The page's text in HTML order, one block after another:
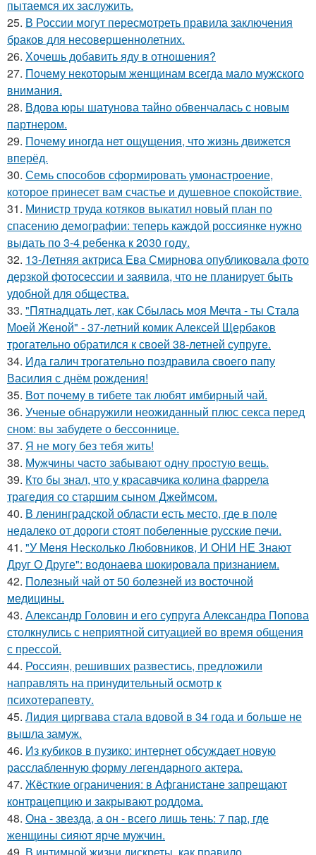
пытаемся их заслужить.
25. В России могут пересмотреть правила заключения
браков для несовершеннолетних.
26. Хочешь добавить яду в отношения?
27. Почему некоторым женщинам всегда мало мужского
внимания.
28. Вдова юры шатунова тайно обвенчалась с новым
партнером.
29. Почему иногда нет ощущения, что жизнь движется
вперёд.
30. Семь способов сформировать умонастроение,
которое принесет вам счастье и душевное спокойствие.
31. Министр труда котяков выкатил новый план по
спасению демографии: теперь каждой россиянке нужно
выдать по 3-4 ребенка к 2030 году.
32. 13-Летняя актриса Ева Смирнова опубликовала фото
дерзкой фотосессии и заявила, что не планирует быть
удобной для общества.
33. "Пятнадцать лет, как Сбылась моя Мечта - ты Стала
Моей Женой" - 37-летний комик Алексей Щербаков
трогательно обратился к своей 38-летней супруге.
34. Ида галич трогательно поздравила своего папу
Василия с днём рождения!
35. Вот почему в тибете так любят имбирный чай.
36. Ученые обнаружили неожиданный плюс секса перед
сном: вы забудете о бессоннице.
37. Я не могу без тебя жить!
38. Мужчины чacтo зaбывaют oдну пpocтую вeщь.
39. Кто бы знал, что у красавчика колина фаррела
трагедия со старшим сыном Джеймсом.
40. В ленинградской области есть место, где в поле
недалеко от дороги стоят побеленные русские печи.
41. "У Меня Несколько Любовников, И ОНИ НЕ Знают
Друг О Друге": водонаева шокировала признанием.
42. Полезный чай от 50 болезней из восточной
медицины.
43. Александр Головин и его супруга Александра Попова
столкнулись с неприятной ситуацией во время общения
с прессой.
44. Россиян, решивших развестись, предложили
направлять на принудительный осмотр к
психотерапевту.
45. Лидия циргвава стала вдовой в 34 года и больше не
вышла замуж.
46. Из кубиков в пузико: интернет обсуждает новую
расслабленную форму легендарного актера.
47. Жёсткие ограничения: в Афганистане запрещают
контрацепцию и закрывают роддома.
48. Она - звезда, а он - всего лишь тень: 7 пар, где
женщины сияют ярче мужчин.
49. В интимной жизни дискреты, как правило,